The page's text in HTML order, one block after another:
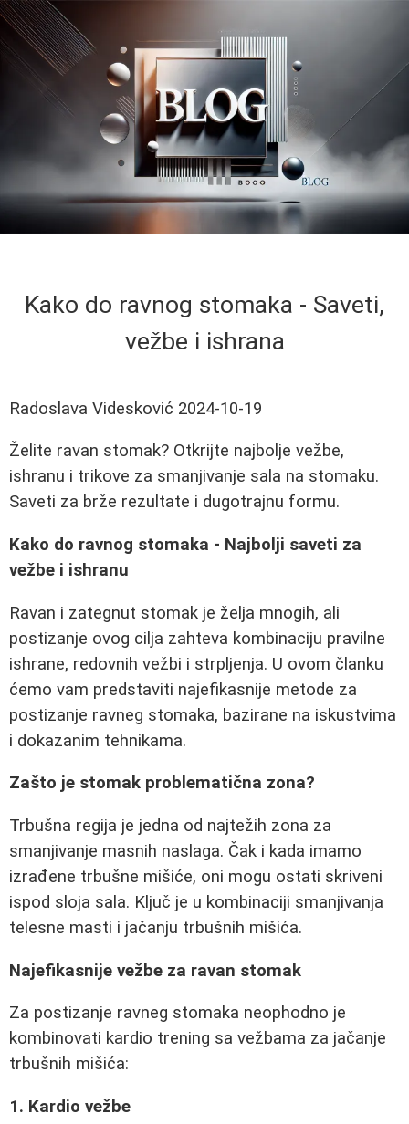
Kako do ravnog stomaka - Saveti,
vežbe i ishrana
Radoslava Videsković 2024-10-19
Želite ravan stomak? Otkrijte najbolje vežbe,
ishranu i trikove za smanjivanje sala na stomaku.
Saveti za brže rezultate i dugotrajnu formu.
Kako do ravnog stomaka - Najbolji saveti za
vežbe i ishranu
Ravan i zategnut stomak je želja mnogih, ali
postizanje ovog cilja zahteva kombinaciju pravilne
ishrane, redovnih vežbi i strpljenja. U ovom članku
ćemo vam predstaviti najefikasnije metode za
postizanje ravneg stomaka, bazirane na iskustvima
i dokazanim tehnikama.
Zašto je stomak problematična zona?
Trbušna regija je jedna od najtežih zona za
smanjivanje masnih naslaga. Čak i kada imamo
izrađene trbušne mišiće, oni mogu ostati skriveni
ispod sloja sala. Ključ je u kombinaciji smanjivanja
telesne masti i jačanju trbušnih mišića.
Najefikasnije vežbe za ravan stomak
Za postizanje ravneg stomaka neophodno je
kombinovati kardio trening sa vežbama za jačanje
trbušnih mišića:
1. Kardio vežbe